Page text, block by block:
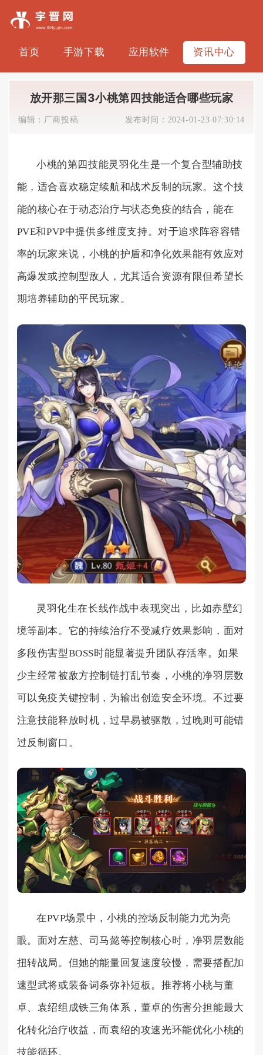
首页 手游下载 应用软件 资讯中心
放开那三国3小桃第四技能适合哪些玩家
编辑： 厂商投稿 发布时间： 2024-01-23 07:30:14
小桃的第四技能灵羽化生是一个复合型辅助技
能，适合喜欢稳定续航和战术反制的玩家。这个技
能的核心在于动态治疗与状态免疫的结合，能在
PVE和PVP中提供多维度支持。对于追求阵容容错
率的玩家来说，小桃的护盾和净化效果能有效应对
高爆发或控制型敌人，尤其适合资源有限但希望长
期培养辅助的平民玩家。
灵羽化生在长线作战中表现突出，比如赤壁幻
境等副本。它的持续治疗不受减疗效果影响，面对
多段伤害型BOSS时能显著提升团队存活率。如果
少主经常被敌方控制链打乱节奏，小桃的净羽层数
可以免疫关键控制，为输出创造安全环境。不过要
注意技能释放时机，过早易被驱散，过晚则可能错
过反制窗口。
在PVP场景中，小桃的控场反制能力尤为亮
眼。面对左慈、司马懿等控制核心时，净羽层数能
扭转战局。但她的能量回复速度较慢，需要搭配加
速型武将或装备词条弥补短板。推荐将小桃与董
卓、袁绍组成铁三角体系，董卓的伤害分担能最大
化转化治疗收益，而袁绍的攻速光环能优化小桃的
技能循环。